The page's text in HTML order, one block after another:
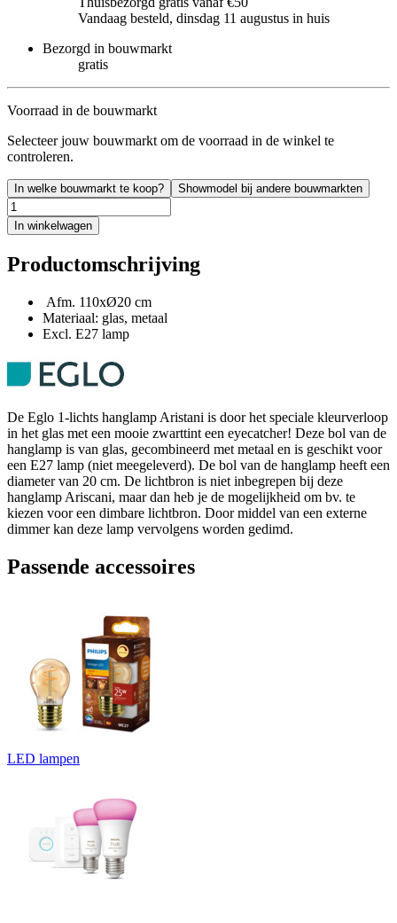
Vandaag besteld, dinsdag 11 augustus in huis
Bezorgd in bouwmarkt
gratis
Voorraad in de bouwmarkt
Selecteer jouw bouwmarkt om de voorraad in de winkel te
controleren.
In welke bouwmarkt te koop? Showmodel bij andere bouwmarkten
In winkelwagen
Productomschrijving
Afm. 110xØ20 cm
Materiaal: glas, metaal
Excl. E27 lamp
De Eglo 1-lichts hanglamp Aristani is door het speciale kleurverloop
in het glas met een mooie zwarttint een eyecatcher! Deze bol van de
hanglamp is van glas, gecombineerd met metaal en is geschikt voor
een E27 lamp (niet meegeleverd). De bol van de hanglamp heeft een
diameter van 20 cm. De lichtbron is niet inbegrepen bij deze
hanglamp Ariscani, maar dan heb je de mogelijkheid om bv. te
kiezen voor een dimbare lichtbron. Door middel van een externe
dimmer kan deze lamp vervolgens worden gedimd.
Passende accessoires
LED lampen